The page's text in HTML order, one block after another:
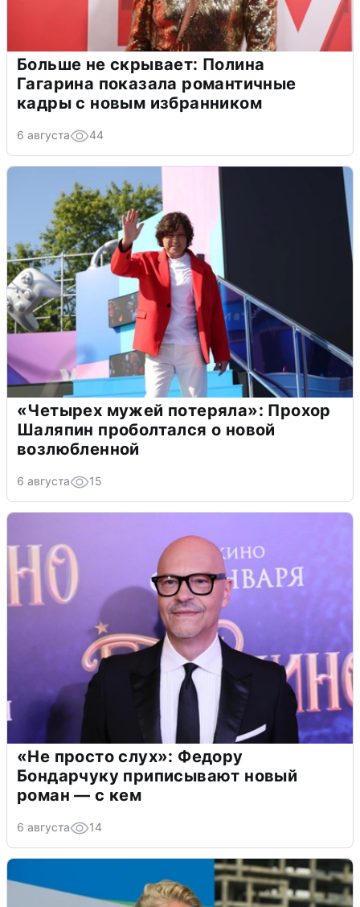
Больше не скрывает: Полина
Гагарина показала романтичные
кадры с новым избранником
6 августа 44
«Четырех мужей потеряла»: Прохор
Шаляпин проболтался о новой
возлюбленной
6 августа 15
«Не просто слух»: Федору
Бондарчуку приписывают новый
роман — с кем
6 августа 14